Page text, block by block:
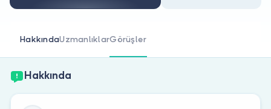
HakkındaUzmanlıklarGörüşler
Hakkında